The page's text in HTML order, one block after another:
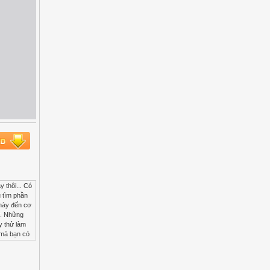
1992 fontmups.lib Host sifon.cc.mcgill.ca (132.206.27.10) Last updated 04:22 11 Aug 1993 Location: /pub/pakages/gnu FILE rw-r-r 628949 Mar 9 19:16 fontutils-0.6.tar.z Host ftp.germany.eu.net (192.76.144.75) Last updated 05:24 7 May 1993 Location: /pub/pakages/gnu FILE rw-r-r 633005 Oct 28 1992 fontutils-0.6.tar.z Location: /pub/gnu FILE rw-r-r 1527018 Nov 13 16:11 ghostscript-fonts-2.5.1.tar.z Host ftp.uu.net (192.48.96.9) Last updated 08:17 31 Jul 1993 Location: /systems/att7300/csvax FILE rw-r-r 1763981 Mar 5 23:30 groff-fonts.tar.z Host reseq.regent.e-technik.tu-